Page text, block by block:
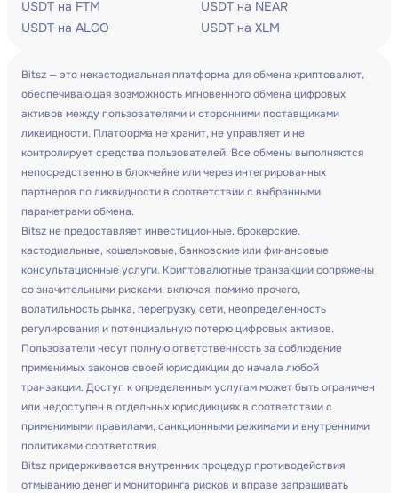
USDT на FTM
USDT на NEAR
USDT на ALGO
USDT на XLM
Bitsz — это некастодиальная платформа для обмена криптовалют,
обеспечивающая возможность мгновенного обмена цифровых
активов между пользователями и сторонними поставщиками
ликвидности. Платформа не хранит, не управляет и не
контролирует средства пользователей. Все обмены выполняются
непосредственно в блокчейне или через интегрированных
партнеров по ликвидности в соответствии с выбранными
параметрами обмена.
Bitsz не предоставляет инвестиционные, брокерские,
кастодиальные, кошельковые, банковские или финансовые
консультационные услуги. Криптовалютные транзакции сопряжены
со значительными рисками, включая, помимо прочего,
волатильность рынка, перегрузку сети, неопределенность
регулирования и потенциальную потерю цифровых активов.
Пользователи несут полную ответственность за соблюдение
применимых законов своей юрисдикции до начала любой
транзакции. Доступ к определенным услугам может быть ограничен
или недоступен в отдельных юрисдикциях в соответствии с
применимыми правилами, санкционными режимами и внутренними
политиками соответствия.
Bitsz придерживается внутренних процедур противодействия
отмыванию денег и мониторинга рисков и вправе запрашивать